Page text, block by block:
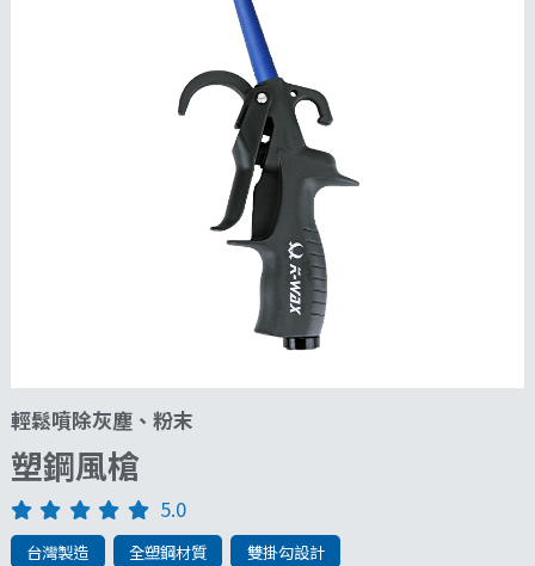
輕鬆噴除灰塵、粉末
塑鋼風槍
5.0
台灣製造 全塑鋼材質 雙掛勾設計